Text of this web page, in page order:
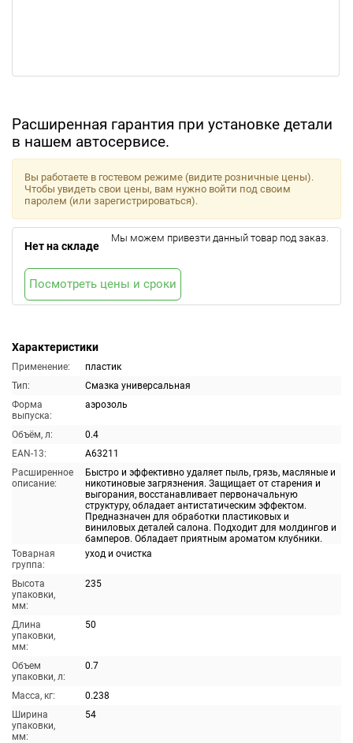
Расширенная гарантия при установке детали
в нашем автосервисе.
Характеристики
Применение:
пластик
Тип:
Смазка универсальная
Форма
выпуска:
аэрозоль
Объём, л:
0.4
EAN-13:
A63211
Расширенное
описание:
Быстро и эффективно удаляет пыль, грязь, масляные и
никотиновые загрязнения. Защищает от старения и
выгорания, восстанавливает первоначальную
структуру, обладает антистатическим эффектом.
Предназначен для обработки пластиковых и
виниловых деталей салона. Подходит для молдингов и
бамперов. Обладает приятным ароматом клубники.
Товарная
группа:
уход и очистка
Высота
упаковки,
мм:
235
Длина
упаковки,
мм:
50
Объем
упаковки, л:
0.7
Масса, кг:
0.238
Ширина
упаковки,
мм:
54
Вы работаете в гостевом режиме (видите розничные цены).
Чтобы увидеть свои цены, вам нужно войти под своим
паролем (или зарегистрироваться).
Нет на складе
Мы можем привезти данный товар под заказ.
Посмотреть цены и сроки